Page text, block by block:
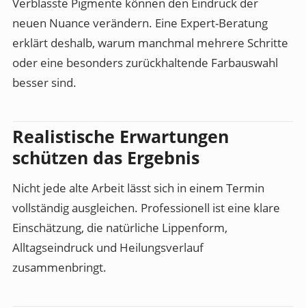
neuen Nuance verändern. Eine Expert-Beratung
erklärt deshalb, warum manchmal mehrere Schritte
oder eine besonders zurückhaltende Farbauswahl
besser sind.
Realistische Erwartungen
schützen das Ergebnis
Nicht jede alte Arbeit lässt sich in einem Termin
vollständig ausgleichen. Professionell ist eine klare
Einschätzung, die natürliche Lippenform,
Alltagseindruck und Heilungsverlauf
zusammenbringt.